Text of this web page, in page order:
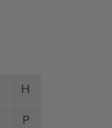
H
P